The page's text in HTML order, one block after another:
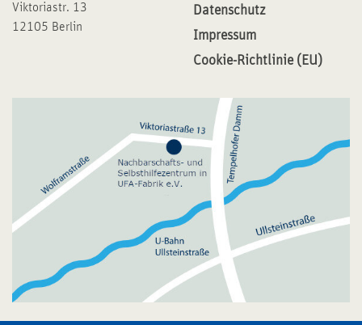
Viktoriastr. 13
12105 Berlin
Datenschutz
Impressum
Cookie-Richtlinie (EU)